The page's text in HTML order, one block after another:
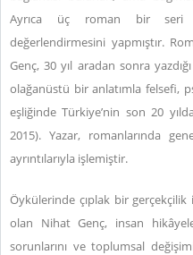
Ayrıca üç roman bir seri
değerlendirmesini yapmıştır.
Genç, 30 yıl aradan sonra yazdığı
olağanüstü bir anlatımla felsefi,
eşliğinde Türkiye’nin son 20
2015). Yazar, romanlarında
ayrıntılarıyla işlemiştir.
Öykülerinde çıplak bir
olan Nihat Genç, insan
sorunlarını ve toplumsal